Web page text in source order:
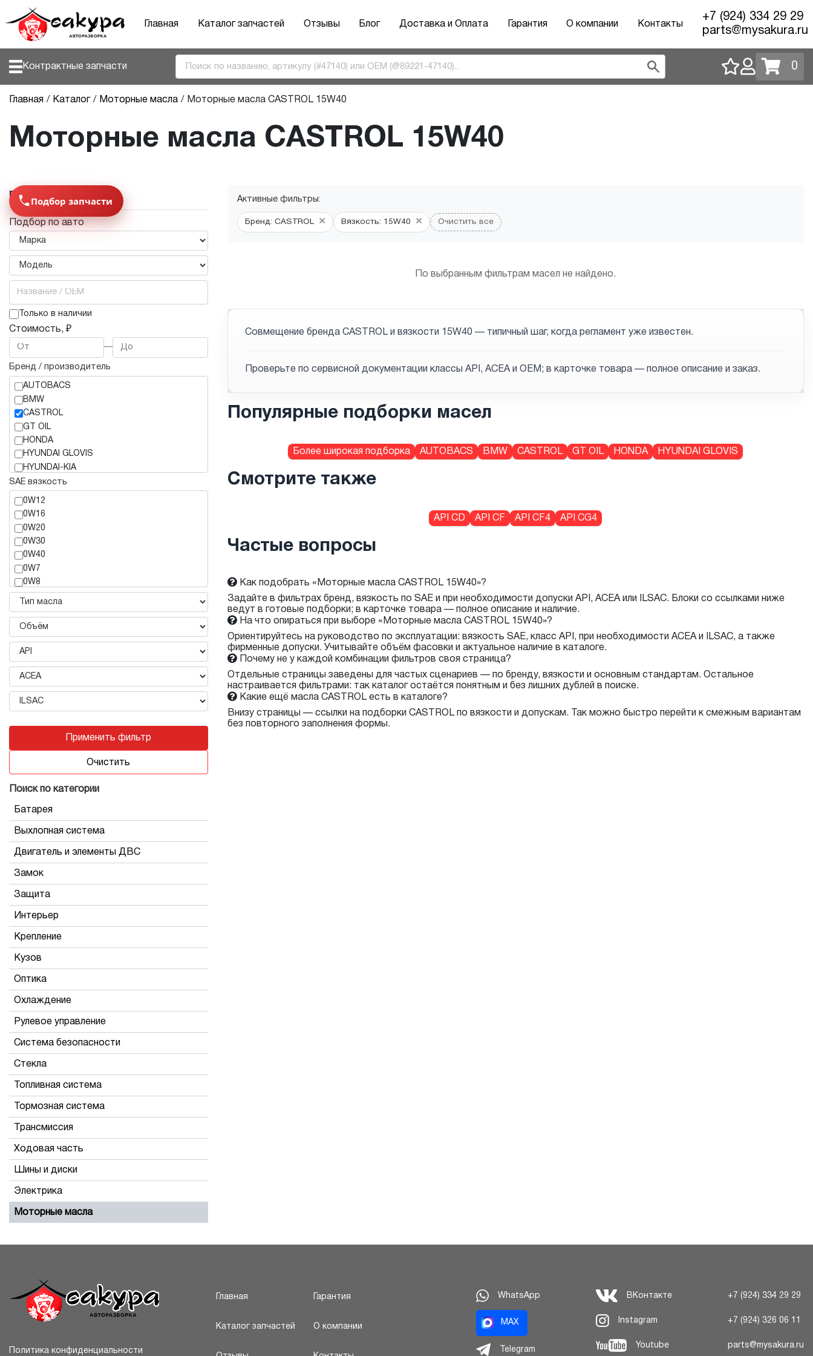
Главная Каталог запчастей Отзывы Блог Доставка и Оплата Гарантия О компании Контакты
+7 (924) 334 29 29
parts@mysakura.ru
Контрактные запчасти 0
Главная Каталог Моторные масла Моторные масла CASTROL 15W40
Моторные масла CASTROL 15W40
Подбор параметров
Подбор по авто
Только в наличии
Стоимость, ₽
—
Бренд / производитель
AUTOBACS
BMW
CASTROL
GT OIL
HONDA
HYUNDAI GLOVIS
HYUNDAI-KIA
IDEMITSU
LIQUI MOLY
MITSUBISHI
MOTUL
NISSAN
SHELL
SUBARU
SUZUKI
TOYOTA
SAE вязкость
0W12
0W16
0W20
0W30
0W40
0W7
0W8
10W50
10W60
15W40
15W50
15W60
20W50
20W60
5W40
Применить фильтр
Очистить
Поиск по категории
Батарея
Выхлопная система
Двигатель и элементы ДВС
Замок
Защита
Интерьер
Крепление
Кузов
Оптика
Охлаждение
Рулевое управление
Система безопасности
Стекла
Топливная система
Тормозная система
Трансмиссия
Ходовая часть
Шины и диски
Электрика
Моторные масла
Активные фильтры:
Бренд: CASTROL × Вязкость: 15W40 × Очистить все
По выбранным фильтрам масел не найдено.
Совмещение бренда CASTROL и вязкости 15W40 — типичный шаг, когда регламент уже известен.
Проверьте по сервисной документации классы API, ACEA и OEM; в карточке товара — полное описание и заказ.
Популярные подборки масел
Более широкая подборка AUTOBACS BMW CASTROL GT OIL HONDA HYUNDAI GLOVIS
Смотрите также
API CD API CF API CF4 API CG4
Частые вопросы
Как подобрать «Моторные масла CASTROL 15W40»?
Задайте в фильтрах бренд, вязкость по SAE и при необходимости допуски API, ACEA или ILSAC. Блоки со ссылками ниже
ведут в готовые подборки; в карточке товара — полное описание и наличие.
На что опираться при выборе «Моторные масла CASTROL 15W40»?
Ориентируйтесь на руководство по эксплуатации: вязкость SAE, класс API, при необходимости ACEA и ILSAC, а также
фирменные допуски. Учитывайте объём фасовки и актуальное наличие в каталоге.
Почему не у каждой комбинации фильтров своя страница?
Отдельные страницы заведены для частых сценариев — по бренду, вязкости и основным стандартам. Остальное
настраивается фильтрами: так каталог остаётся понятным и без лишних дублей в поиске.
Какие ещё масла CASTROL есть в каталоге?
Внизу страницы — ссылки на подборки CASTROL по вязкости и допускам. Так можно быстро перейти к смежным вариантам
без повторного заполнения формы.
Подбор запчасти
Политика конфиденциальности
Главная
Каталог запчастей
Гарантия
О компании
WhatsApp
MAX
Telegram
ВКонтакте
Instagram
Youtube
+7 (924) 334 29 29
+7 (924) 326 06 11
parts@mysakura.ru